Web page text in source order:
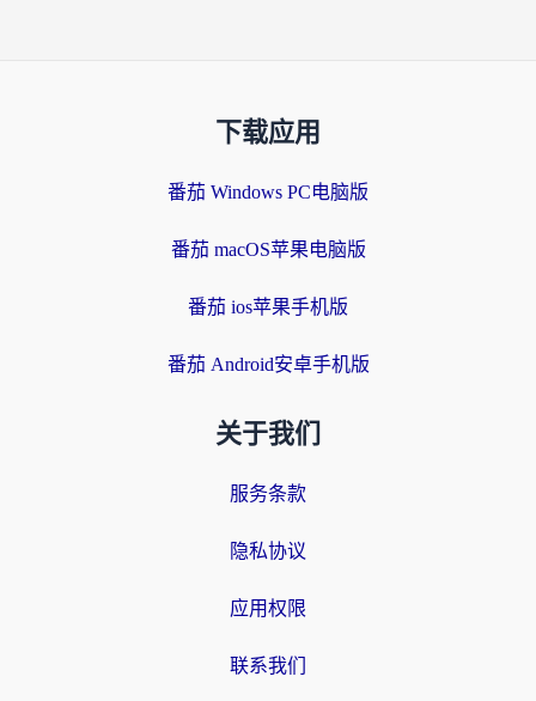
下载应用
番茄 Windows PC电脑版
番茄 macOS苹果电脑版
番茄 ios苹果手机版
番茄 Android安卓手机版
关于我们
服务条款
隐私协议
应用权限
联系我们